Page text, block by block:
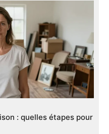
: quelles étapes pour